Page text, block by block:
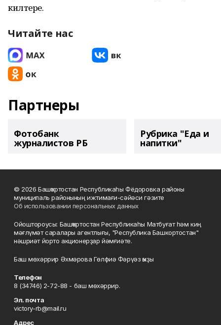
килтерҙе.
Читайте нас
Партнеры
Фотобанк
журналистов РБ
Рубрика "Еда и
напитки"
© 2026 Башҡортостан Республикаһы Фёдоровка районы
муниципаль районының ижтимағи-сәйәси гәзите
Об использовании персональных данных
Ойоштороусы: Башҡортостан Республикаһы Матбуғат һәм киң
мәғлүмәт саралары агентлығы, "Республика Башкортостан"
нәшриәт йорто акционерҙар йәмғиәте.
Баш мөхәррир Әхмәрова Гөлфиә Фәрүәз ҡыҙы
Телефон
8 (34746) 2-72-88 - баш мөхәррир.
Эл. почта
victory-rb@mail.ru
Адрес